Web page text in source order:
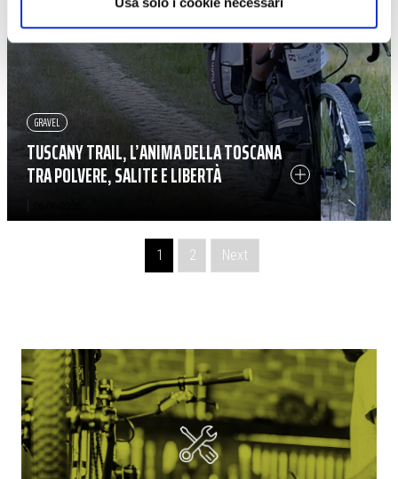
TUSCANY TRAIL, L’ANIMA DELLA TOSCANA
TRA POLVERE, SALITE E LIBERTÀ
GRAVEL
Navigazione degli articoli 1 2 Next